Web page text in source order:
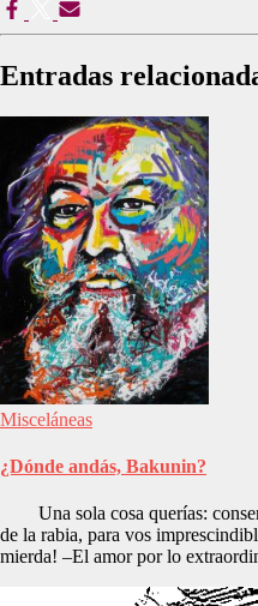
Entradas
Misceláneas
¿Dónde andás, Bakunin?
Una sola cosa querías:
de la rabia, para vos
mierda! –El amor por lo